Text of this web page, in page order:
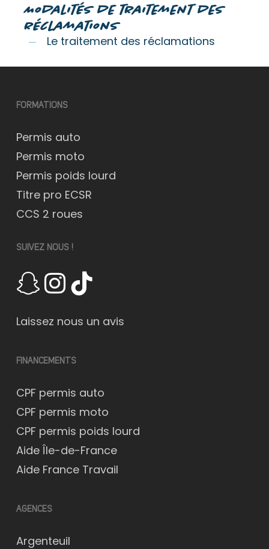
Modalités de traitement des
réclamations
Le traitement des réclamations
FORMATIONS
Permis auto
Permis moto
Permis poids lourd
Titre pro ECSR
CCS 2 roues
SUIVEZ NOUS !
Laissez nous un avis
FINANCEMENTS
CPF permis auto
CPF permis moto
CPF permis poids lourd
Aide Île-de-France
Aide France Travail
AGENCES
Argenteuil